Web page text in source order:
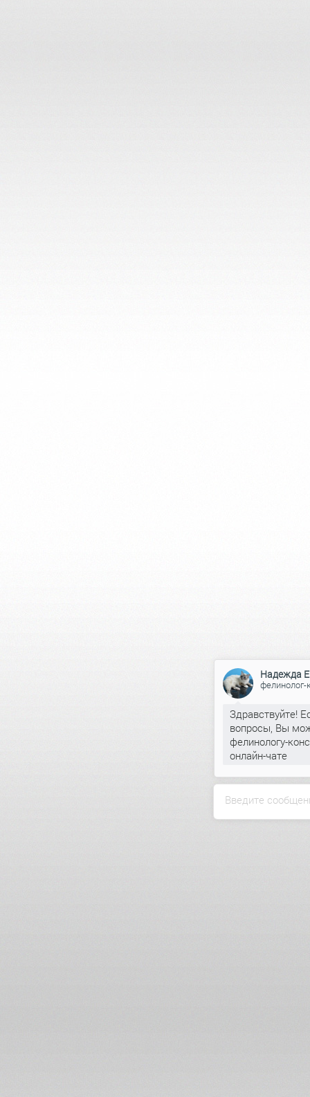
Введите
Надежда
фелинолог-
Здравствуйте!
вопросы, Вы
фелинологу-
онлайн-чате